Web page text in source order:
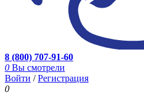
8 (800) 707-91-60
0 Вы смотрели
Войти /Регистрация
0